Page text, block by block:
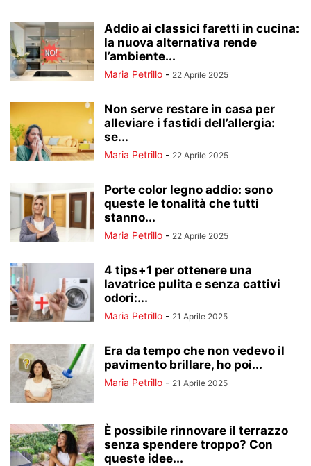
Addio ai classici faretti in cucina:
la nuova alternativa rende
l’ambiente...
Maria Petrillo - 22 Aprile 2025
Non serve restare in casa per
alleviare i fastidi dell’allergia:
se...
Maria Petrillo - 22 Aprile 2025
Porte color legno addio: sono
queste le tonalità che tutti
stanno...
Maria Petrillo - 22 Aprile 2025
4 tips+1 per ottenere una
lavatrice pulita e senza cattivi
odori:...
Maria Petrillo - 21 Aprile 2025
Era da tempo che non vedevo il
pavimento brillare, ho poi...
Maria Petrillo - 21 Aprile 2025
È possibile rinnovare il terrazzo
senza spendere troppo? Con
queste idee...